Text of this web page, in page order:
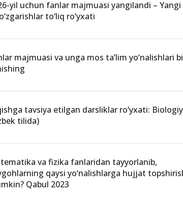
to‘liq ro‘yxati
tavsiya etilgan darsliklar ro‘yxati: Biologiya